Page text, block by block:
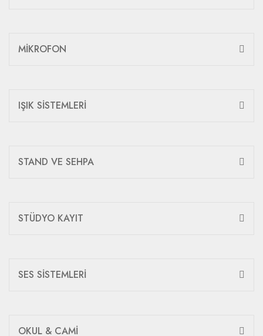
MİKROFON
IŞIK SİSTEMLERİ
STAND VE SEHPA
STÜDYO KAYIT
SES SİSTEMLERİ
OKUL & CAMİ